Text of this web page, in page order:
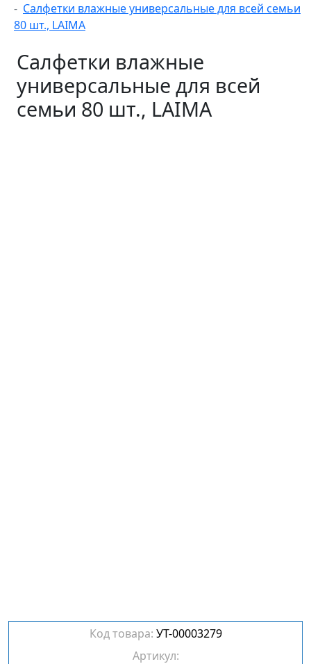
Салфетки влажные универсальные для всей семьи
80 шт., LAIMA
Салфетки влажные
универсальные для всей
семьи 80 шт., LAIMA
Код товара: УТ-00003279
Артикул: